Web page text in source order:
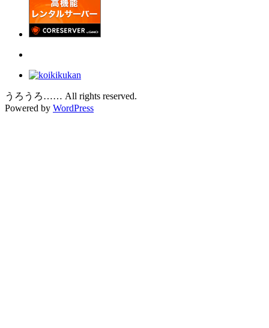
うろうろ…… All rights reserved.
Powered by WordPress